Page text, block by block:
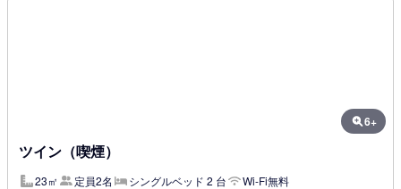
6+
ツイン（喫煙）
23㎡ 定員2名 シングルベッド 2 台
Wi-Fi無料